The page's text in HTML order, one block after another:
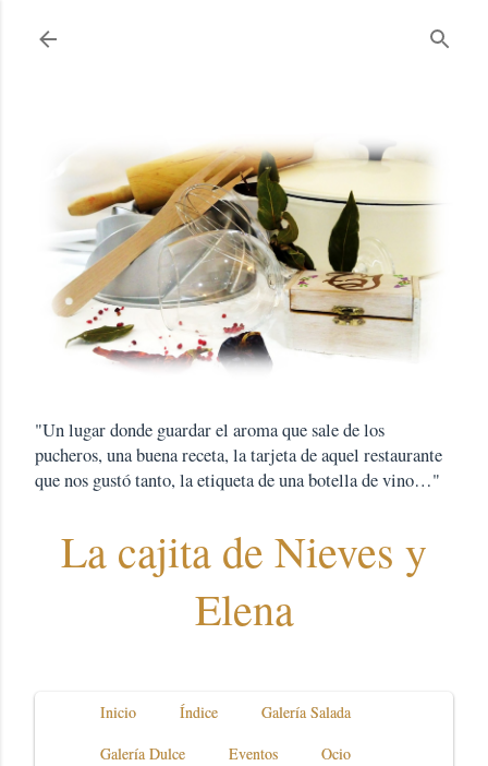
"Un lugar donde guardar el aroma que sale de los
pucheros, una buena receta, la tarjeta de aquel restaurante
que nos gustó tanto, la etiqueta de una botella de vino…"
La cajita de Nieves y
Elena
Inicio Índice
Galería Salada
Galería Dulce
Eventos
Ocio